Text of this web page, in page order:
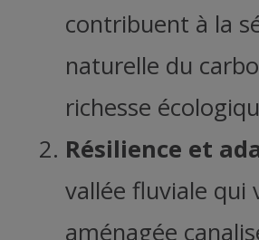
contribuent à la
naturelle du
richesse
Résilience et
vallée fluviale qui
aménagée